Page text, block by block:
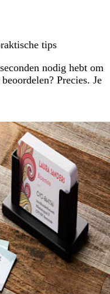
tips
nodig hebt om
Precies. Je